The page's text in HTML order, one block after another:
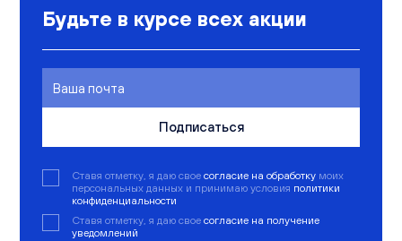
Будьте в курсе всех акции
Подписаться
Ставя отметку, я даю свое согласие на обработку моих
персональных данных и принимаю условия политики
конфиденциальности
Ставя отметку, я даю свое согласие на получение
уведомлений